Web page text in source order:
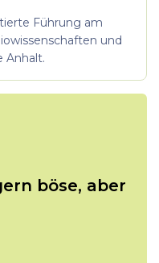
Führung am
und
Anhalt.
böse, aber